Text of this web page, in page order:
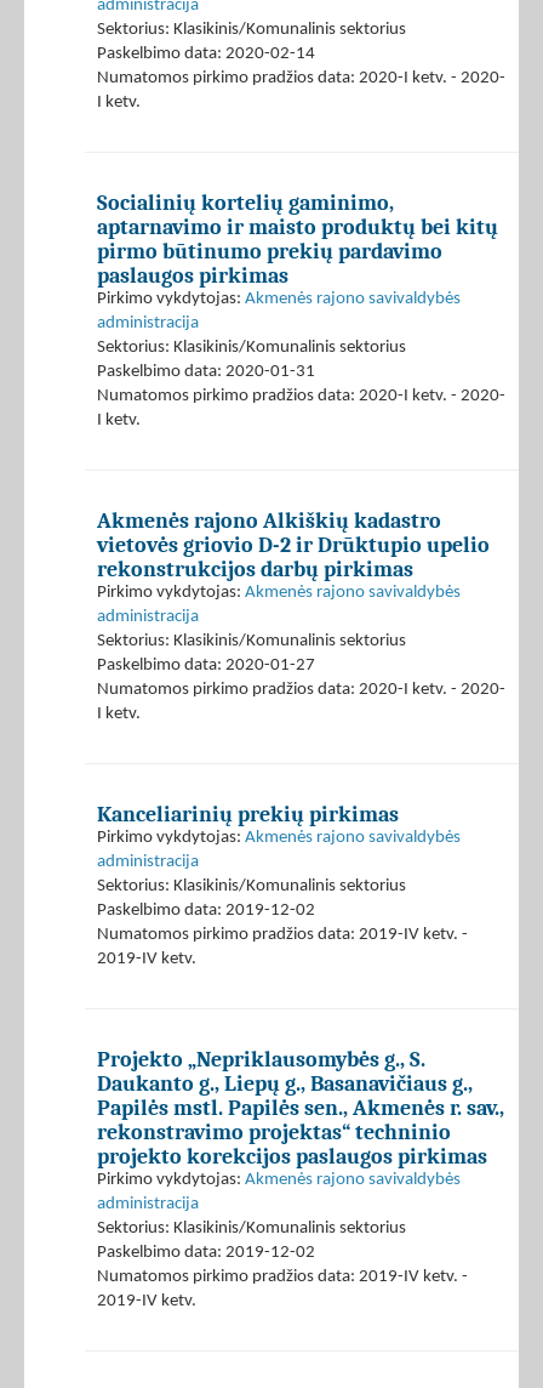
administracija
Sektorius: Klasikinis/Komunalinis sektorius
Paskelbimo data: 2020-02-14
Numatomos pirkimo pradžios data: 2020-I ketv. - 2020-
I ketv.
Socialinių kortelių gaminimo,
aptarnavimo ir maisto produktų bei kitų
pirmo būtinumo prekių pardavimo
paslaugos pirkimas
Pirkimo vykdytojas: Akmenės rajono savivaldybės
administracija
Sektorius: Klasikinis/Komunalinis sektorius
Paskelbimo data: 2020-01-31
Numatomos pirkimo pradžios data: 2020-I ketv. - 2020-
I ketv.
Akmenės rajono Alkiškių kadastro
vietovės griovio D-2 ir Drūktupio upelio
rekonstrukcijos darbų pirkimas
Pirkimo vykdytojas: Akmenės rajono savivaldybės
administracija
Sektorius: Klasikinis/Komunalinis sektorius
Paskelbimo data: 2020-01-27
Numatomos pirkimo pradžios data: 2020-I ketv. - 2020-
I ketv.
Kanceliarinių prekių pirkimas
Pirkimo vykdytojas: Akmenės rajono savivaldybės
administracija
Sektorius: Klasikinis/Komunalinis sektorius
Paskelbimo data: 2019-12-02
Numatomos pirkimo pradžios data: 2019-IV ketv. -
2019-IV ketv.
Projekto „Nepriklausomybės g., S.
Daukanto g., Liepų g., Basanavičiaus g.,
Papilės mstl. Papilės sen., Akmenės r. sav.,
rekonstravimo projektas“ techninio
projekto korekcijos paslaugos pirkimas
Pirkimo vykdytojas: Akmenės rajono savivaldybės
administracija
Sektorius: Klasikinis/Komunalinis sektorius
Paskelbimo data: 2019-12-02
Numatomos pirkimo pradžios data: 2019-IV ketv. -
2019-IV ketv.